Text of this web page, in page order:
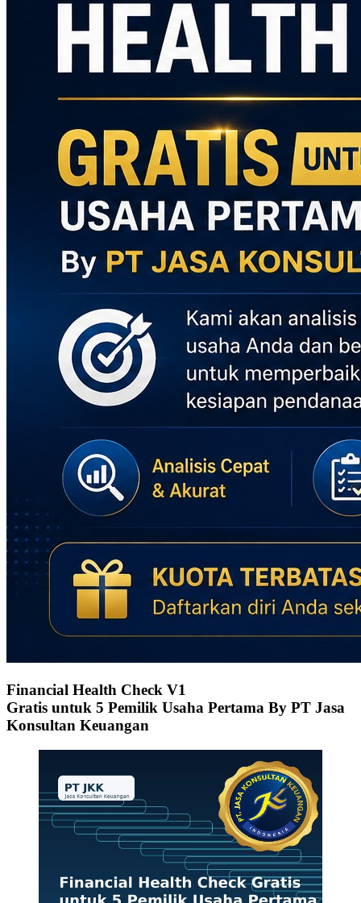
Financial Health Check V1
Gratis untuk 5 Pemilik Usaha Pertama By PT Jasa
Konsultan Keuangan